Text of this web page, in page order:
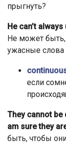
прыгнуть?
He can’t
Не может быть,
ужасные слова
если
They cannot be
am sure they
быть, чтобы